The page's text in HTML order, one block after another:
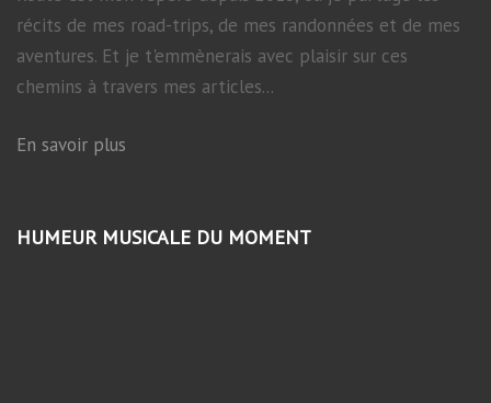
récits de mes road-trips, de mes randonnées et de mes
aventures. Et je t'emmènerais avec plaisir sur ces
chemins à travers mes articles...
En savoir plus
HUMEUR MUSICALE DU MOMENT